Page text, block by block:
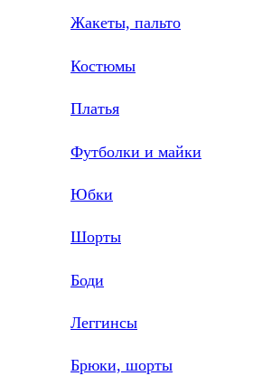
Жакеты, пальто
Костюмы
Платья
Футболки и майки
Юбки
Шорты
Боди
Леггинсы
Брюки, шорты